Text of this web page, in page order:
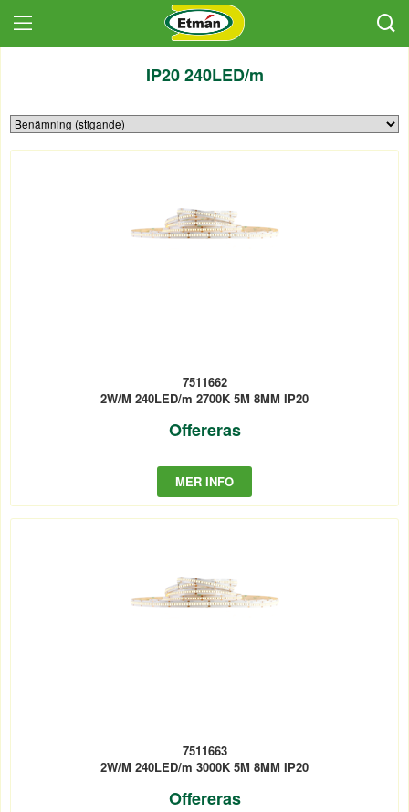
IP20 240LED/m
7511662
2W/M 240LED/m 2700K 5M 8MM IP20
Offereras
MER INFO
7511663
2W/M 240LED/m 3000K 5M 8MM IP20
Offereras